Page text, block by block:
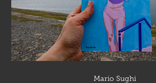
Mario Sughi